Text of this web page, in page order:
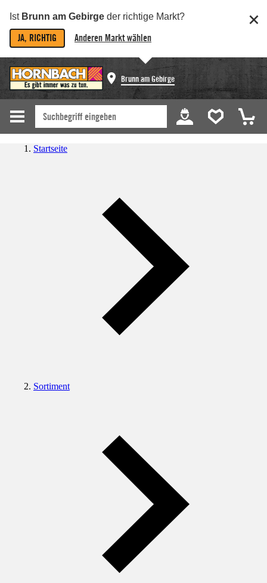
Ist Brunn am Gebirge der richtige Markt?
JA, RICHTIG Anderen Markt wählen
Brunn am Gebirge
Startseite
Sortiment